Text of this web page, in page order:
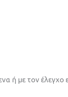
ή με τον